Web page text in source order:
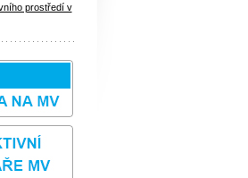
prostředí v